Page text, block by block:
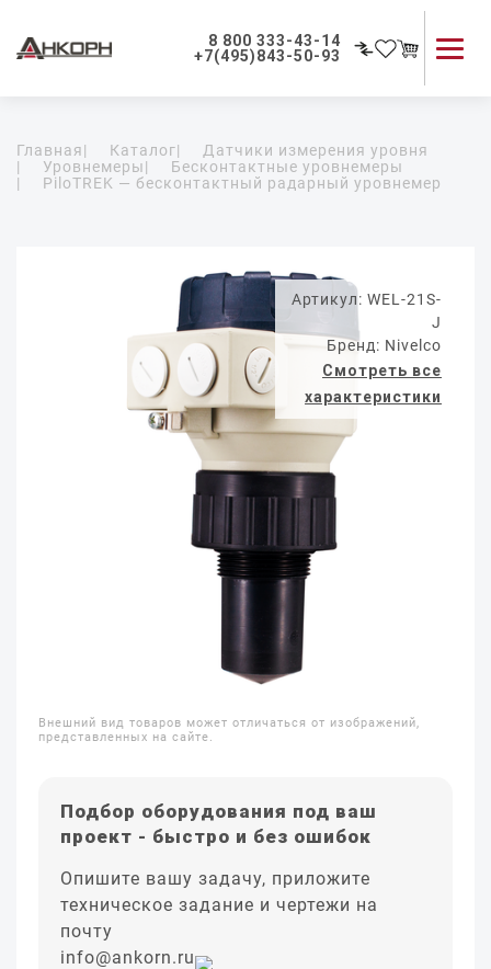
8 800 333-43-14
+7(495)843-50-93
Применение приборов
Как мы работаем
Главная| Каталог|
Датчики измерения уровня
|
Уровнемеры|
Бесконтактные уровнемеры
|
PiloTREK — бесконтактный радарный уровнемер
Артикул: WEL-21S-
J
Бренд: Nivelco
Смотреть все
характеристики
Внешний вид товаров может отличаться от изображений,
представленных на сайте.
Подбор оборудования под ваш
проект - быстро и без ошибок
Опишите вашу задачу, приложите
техническое задание и чертежи на
почту
info@ankorn.ru